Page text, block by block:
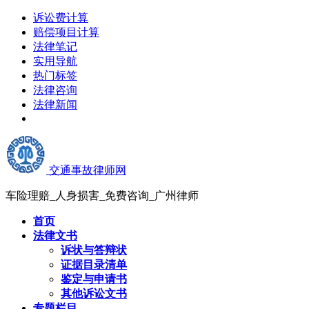
诉讼费计算
赔偿项目计算
法律笔记
实用导航
热门标签
法律咨询
法律新闻
交通事故律师网
车险理赔_人身损害_免费咨询_广州律师
首页
法律文书
诉状与答辩状
证据目录清单
鉴定与申请书
其他诉讼文书